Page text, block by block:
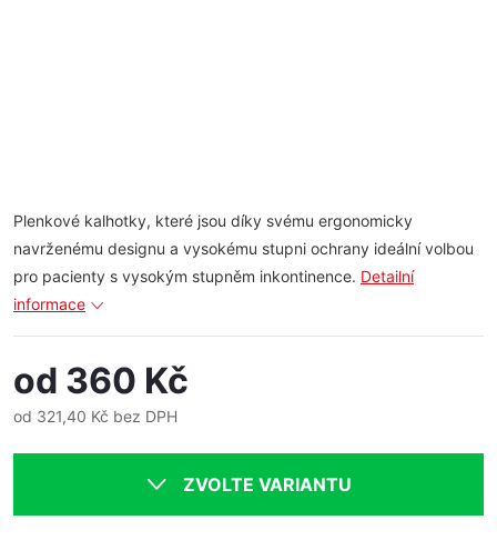
Plenkové kalhotky, které jsou díky svému ergonomicky
navrženému designu a vysokému stupni ochrany ideální volbou
pro pacienty s vysokým stupněm inkontinence. Detailní
informace
od 360 Kč
od 321,40 Kč bez DPH
ZVOLTE VARIANTU